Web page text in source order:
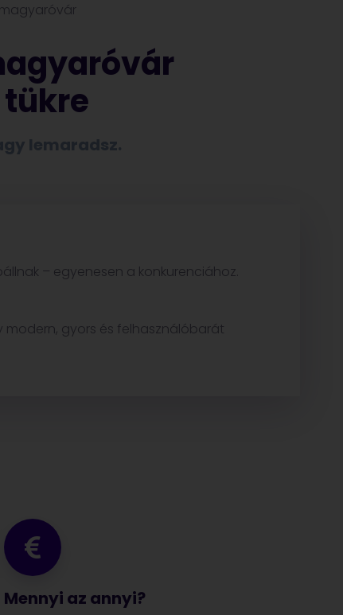
lemaradsz.
– egyenesen a konkurenciához.
modern, gyors és felhasználóbarát
Mennyi az annyi?